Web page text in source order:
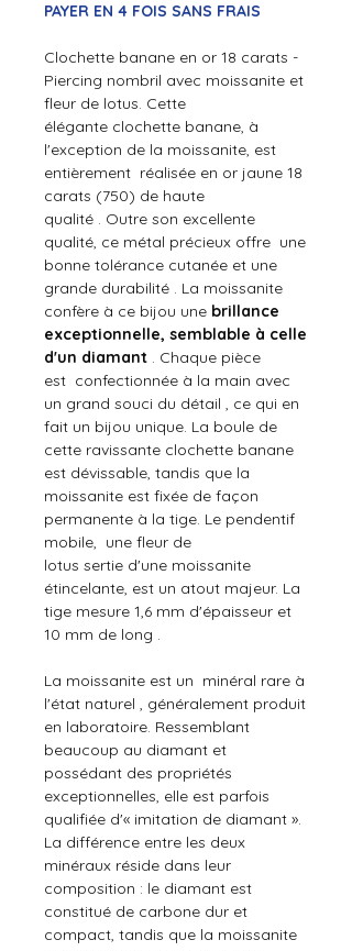
PAYER EN 4 FOIS SANS FRAIS
Clochette banane en or 18 carats -
Piercing nombril avec moissanite et
fleur de lotus. Cette
élégante clochette banane, à
l'exception de la moissanite, est
entièrement réalisée en or jaune 18
carats (750) de haute
qualité . Outre son excellente
qualité, ce métal précieux offre une
bonne tolérance cutanée et une
grande durabilité . La moissanite
confère à ce bijou une brillance
exceptionnelle, semblable à celle
d'un diamant . Chaque pièce
est confectionnée à la main avec
un grand souci du détail , ce qui en
fait un bijou unique. La boule de
cette ravissante clochette banane
est dévissable, tandis que la
moissanite est fixée de façon
permanente à la tige. Le pendentif
mobile, une fleur de
lotus sertie d'une moissanite
étincelante, est un atout majeur. La
tige mesure 1,6 mm d'épaisseur et
10 mm de long .
La moissanite est un minéral rare à
l'état naturel , généralement produit
en laboratoire. Ressemblant
beaucoup au diamant et
possédant des propriétés
exceptionnelles, elle est parfois
qualifiée d'« imitation de diamant ».
La différence entre les deux
minéraux réside dans leur
composition : le diamant est
constitué de carbone dur et
compact, tandis que la moissanite